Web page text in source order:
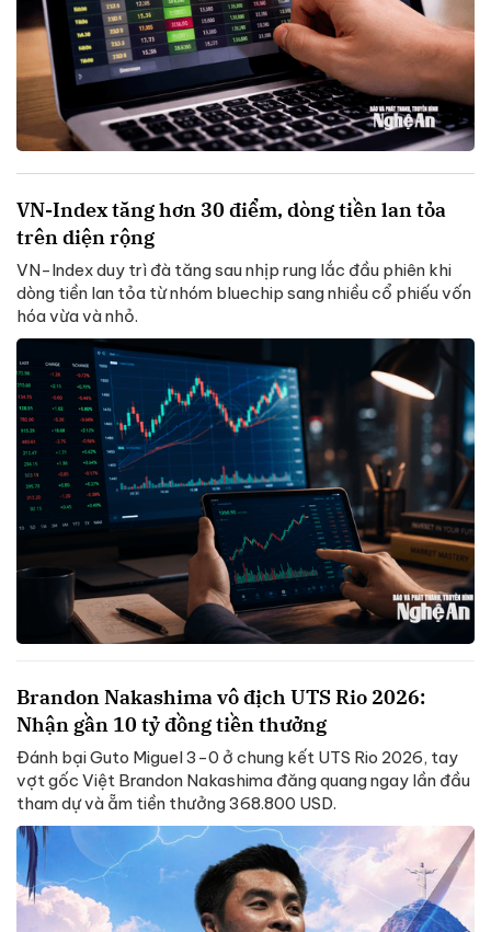
VN-Index tăng hơn 30 điểm, dòng tiền lan tỏa
trên diện rộng
VN-Index duy trì đà tăng sau nhịp rung lắc đầu phiên khi
dòng tiền lan tỏa từ nhóm bluechip sang nhiều cổ phiếu vốn
hóa vừa và nhỏ.
Brandon Nakashima vô địch UTS Rio 2026:
Nhận gần 10 tỷ đồng tiền thưởng
Đánh bại Guto Miguel 3-0 ở chung kết UTS Rio 2026, tay
vợt gốc Việt Brandon Nakashima đăng quang ngay lần đầu
tham dự và ẵm tiền thưởng 368.800 USD.